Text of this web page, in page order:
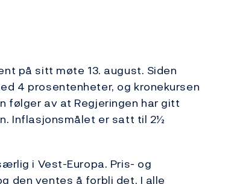
på sitt møte 13. august. Siden
4 prosentenheter, og kronekursen
følger av at Regjeringen har gitt
Inflasjonsmålet er satt til 2½
i Vest-Europa. Pris- og
den ventes å forbli det. I alle